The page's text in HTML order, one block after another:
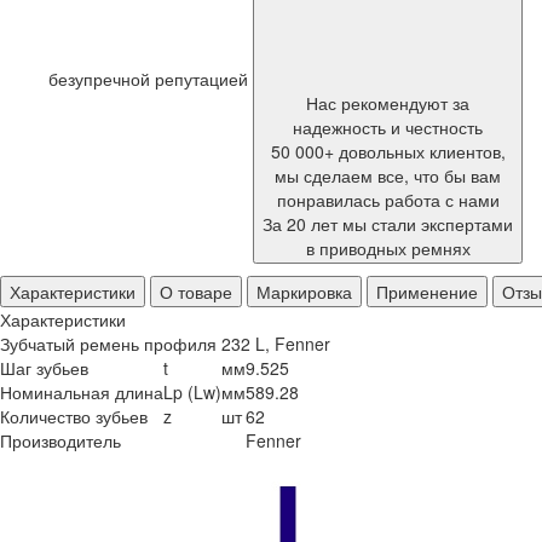
безупречной репутацией
Нас рекомендуют за
надежность и честность
50 000+ довольных клиентов,
мы сделаем все, что бы вам
понравилась работа с нами
За 20 лет мы стали экспертами
в приводных ремнях
Характеристики
О товаре Маркировка Применение
Характеристики
Зубчатый ремень профиля 232 L, Fenner
Шаг зубьев
t мм9.525
Номинальная длинаLp (Lw)мм589.28
Количество зубьев
z шт62
Производитель
Fenner